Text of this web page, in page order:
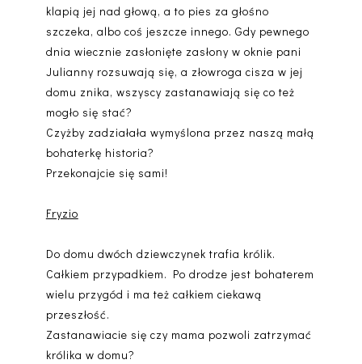
klapią jej nad głową, a to pies za głośno
szczeka, albo coś jeszcze innego. Gdy pewnego
dnia wiecznie zasłonięte zasłony w oknie pani
Julianny rozsuwają się, a złowroga cisza w jej
domu znika, wszyscy zastanawiają się co też
mogło się stać?
Czyżby zadziałała wymyślona przez naszą małą
bohaterkę historia?
Przekonajcie się sami!
Fryzio
Do domu dwóch dziewczynek trafia królik.
Całkiem przypadkiem. Po drodze jest bohaterem
wielu przygód i ma też całkiem ciekawą
przeszłość.
Zastanawiacie się czy mama pozwoli zatrzymać
królika w domu?